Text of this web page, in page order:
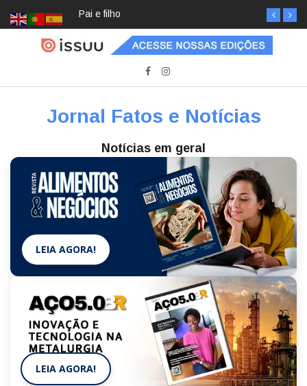
Pai e filho
Jornal Fatos e Notícias
Notícias em geral
LEIA AGORA!
LEIA AGORA!